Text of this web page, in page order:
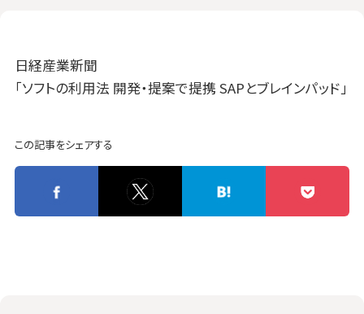
日経産業新聞
「ソフトの利用法 開発・提案で提携 SAPとブレインパッド」
この記事をシェアする